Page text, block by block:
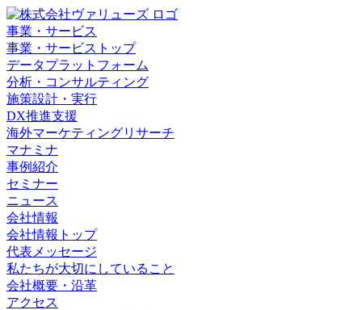
事業・サービス
事業・サービストップ
データプラットフォーム
分析・コンサルティング
施策設計・実行
DX推進支援
海外マーケティングリサーチ
マナミナ
事例紹介
セミナー
ニュース
会社情報
会社情報トップ
代表メッセージ
私たちが大切にしていること
会社概要・沿革
アクセス